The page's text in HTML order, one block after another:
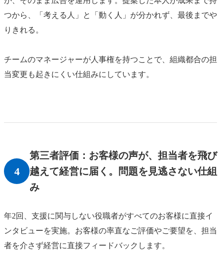
つから、「考える人」と「動く人」が分かれず、最後までや
りきれる。
チームのマネージャーが人事権を持つことで、組織都合の担
当変更も起きにくい仕組みにしています。
4
第三者評価：お客様の声が、担当者を飛び
越えて経営に届く。問題を見逃さない仕組
み
年2回、支援に関与しない役職者がすべてのお客様に直接イ
ンタビューを実施。お客様の率直なご評価やご要望を、担当
者を介さず経営に直接フィードバックします。